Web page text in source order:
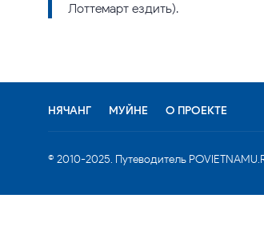
Лоттемарт ездить).
НЯЧАНГ МУЙНЕ О ПРОЕКТЕ
© 2010-2025. Путеводитель